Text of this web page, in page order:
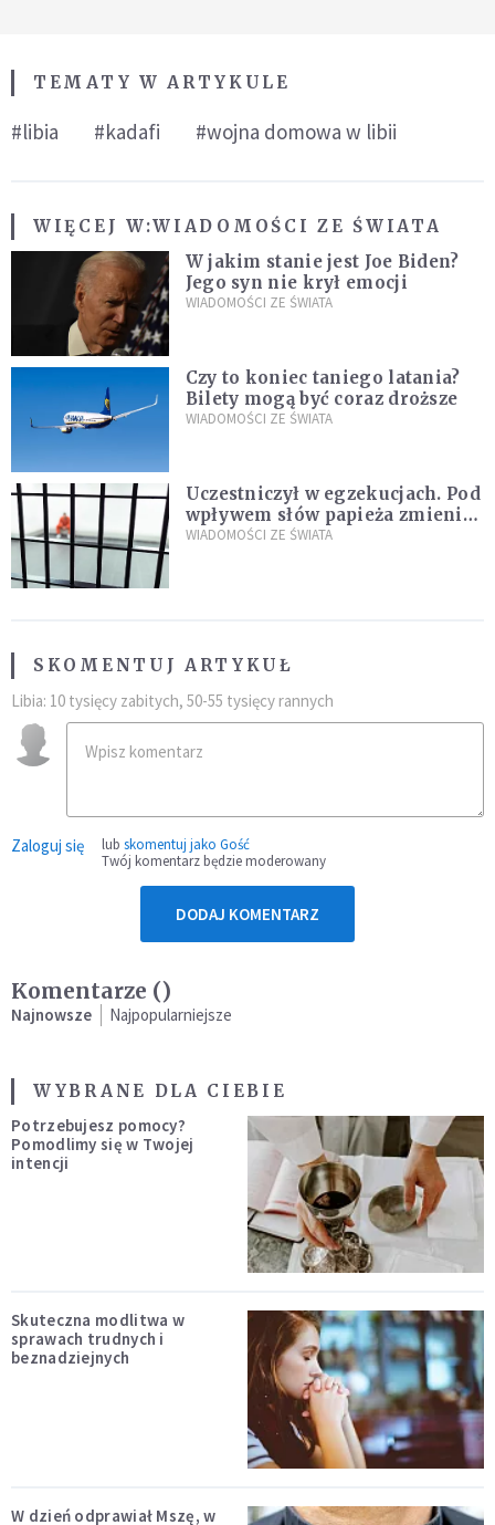
TEMATY W ARTYKULE
#libia #kadafi #wojna domowa w libii
WIĘCEJ W:WIADOMOŚCI ZE ŚWIATA
W jakim stanie jest Joe Biden?
Jego syn nie krył emocji
WIADOMOŚCI ZE ŚWIATA
Czy to koniec taniego latania?
Bilety mogą być coraz droższe
WIADOMOŚCI ZE ŚWIATA
Uczestniczył w egzekucjach. Pod
wpływem słów papieża zmienił
zdanie
WIADOMOŚCI ZE ŚWIATA
SKOMENTUJ ARTYKUŁ
Libia: 10 tysięcy zabitych, 50-55 tysięcy rannych
Zaloguj się lub skomentuj jako Gość
Twój komentarz będzie moderowany
DODAJ KOMENTARZ
Komentarze ()
Najnowsze Najpopularniejsze
WYBRANE DLA CIEBIE
Potrzebujesz pomocy?
Pomodlimy się w Twojej
intencji
Skuteczna modlitwa w
sprawach trudnych i
beznadziejnych
W dzień odprawiał Mszę, w